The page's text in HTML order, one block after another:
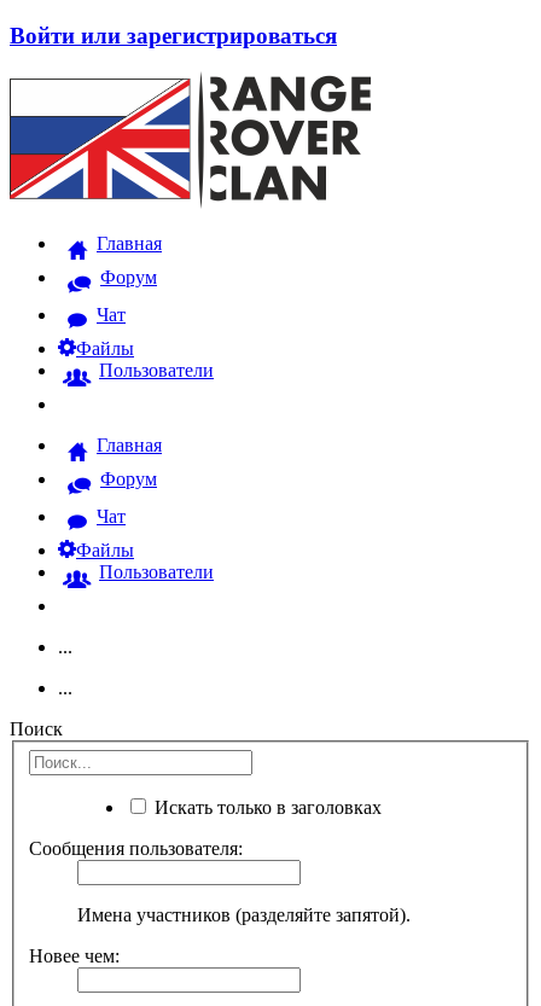
Войти или зарегистрироваться
Главная
Форум
Чат
Файлы
Пользователи
Главная
Форум
Чат
Файлы
Пользователи
...
...
Поиск
Искать только в заголовках
Сообщения пользователя:
Имена участников (разделяйте запятой).
Новее чем: